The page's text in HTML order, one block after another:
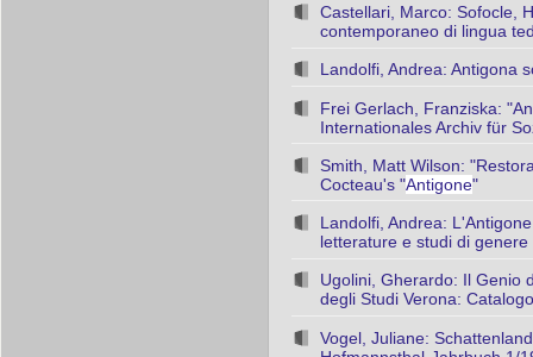
Castellari, Marco: Sofocle,
contemporaneo di lingua
Landolfi, Andrea: Antigona
Frei Gerlach, Franziska:
Internationales Archiv für
Smith, Matt Wilson:
Cocteau's "Antigone"
Landolfi, Andrea:
letterature e studi di
Ugolini, Gherardo: Il Genio
degli Studi Verona:
Vogel, Juliane: